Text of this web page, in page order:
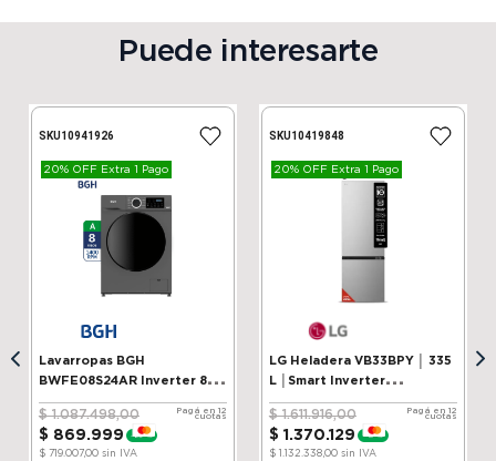
Peso 5500 gr
Marca Peabody
Retiro Gratis de Sucursal SI
Envío a todo el Pais
Puede interesarte
SKU10941926
20% OFF Extra 1 Pago
Lavarropas BGH
BWFE08S24AR Inverter 8 kg
Silver
$ 1.087.498,00
$ 869.999 - 20 %
$ 719.007,00sin IVA
Pagá en 12
cuotas
SKU10419848
20% OFF Extra 1 Pago
LG Heladera VB33BPY │ 335
L │Smart Inverter
Compressor│ ThinQ
$ 1.611.916,00
$ 1 .370.129 15 %
$ 1.132.338,00sin IVA
Pagá en 12
cuotas